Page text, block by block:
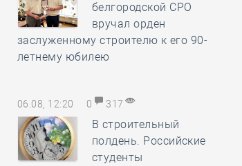
белгородской СРО
вручал орден
заслуженному строителю к его 90-
летнему юбилею
06.08, 12:20 0 317
В строительный
полдень. Российские
студенты